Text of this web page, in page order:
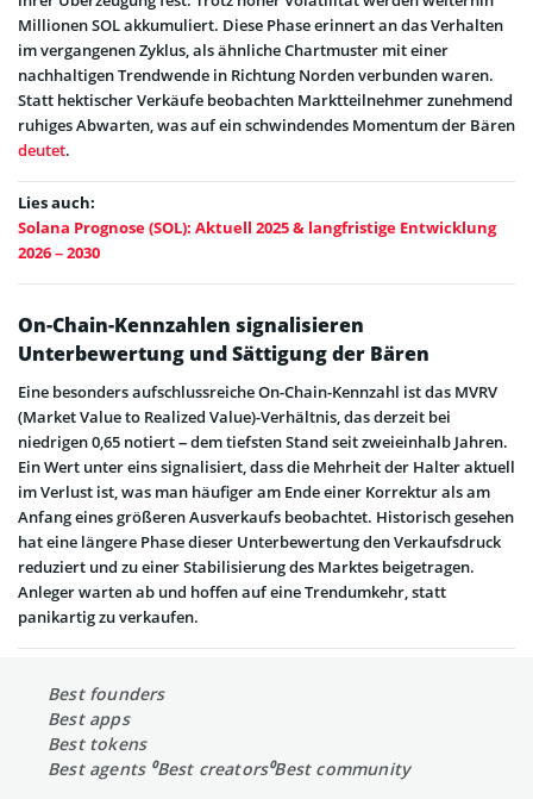
Millionen SOL akkumuliert. Diese Phase erinnert an das Verhalten
im vergangenen Zyklus, als ähnliche Chartmuster mit einer
nachhaltigen Trendwende in Richtung Norden verbunden waren.
Statt hektischer Verkäufe beobachten Marktteilnehmer zunehmend
ruhiges Abwarten, was auf ein schwindendes Momentum der Bären
deutet.
Lies auch:
Solana Prognose (SOL): Aktuell 2025 & langfristige Entwicklung
2026 – 2030
On-Chain-Kennzahlen signalisieren
Unterbewertung und Sättigung der Bären
Eine besonders aufschlussreiche On-Chain-Kennzahl ist das MVRV
(Market Value to Realized Value)-Verhältnis, das derzeit bei
niedrigen 0,65 notiert – dem tiefsten Stand seit zweieinhalb Jahren.
Ein Wert unter eins signalisiert, dass die Mehrheit der Halter aktuell
im Verlust ist, was man häufiger am Ende einer Korrektur als am
Anfang eines größeren Ausverkaufs beobachtet. Historisch gesehen
hat eine längere Phase dieser Unterbewertung den Verkaufsdruck
reduziert und zu einer Stabilisierung des Marktes beigetragen.
Anleger warten ab und hoffen auf eine Trendumkehr, statt
panikartig zu verkaufen.
Best founders
Best apps
Best tokens
Best agents ⁰Best creators⁰Best community